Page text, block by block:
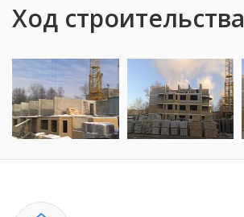
Ход строительства